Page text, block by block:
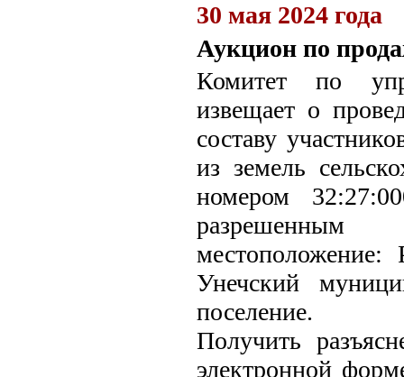
30 мая 2024 года
Аукцион по
Комитет по
извещает о
составу
из земель
номером
разрешенным
местоположение:
Унечский
поселение.
Получить
электронной